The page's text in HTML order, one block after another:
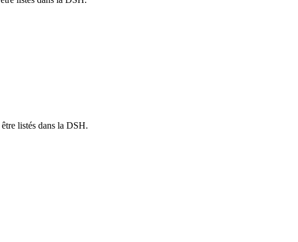
listés dans la DSH.